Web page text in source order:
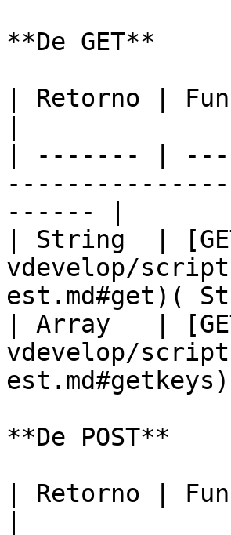
**De GET**
| Retorno |
| ------- |
------ |
| String  |
vdevelop/
est.md#get)(
| Array   |
vdevelop/
**De POST**
| Retorno |